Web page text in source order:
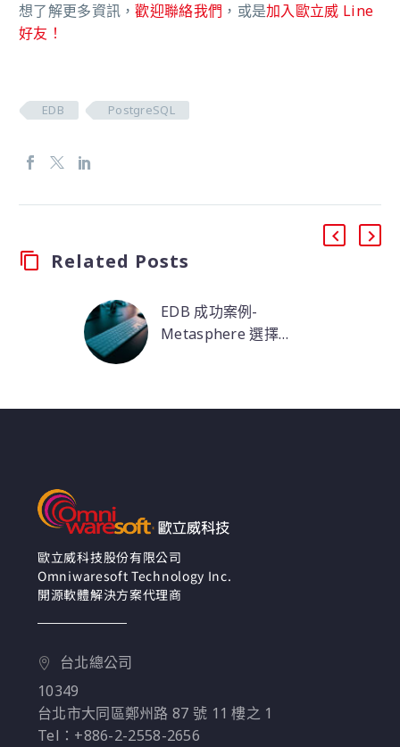
想了解更多資訊，歡迎聯絡我們 ，或是加入歐立威 Line
好友！
EDB PostgreSQL
Related Posts
EDB 成功案例-
Metasphere 選擇
的商業機遇，這樣
Metasphere 不僅能夠
提供基於 Postgres 的低
價地端解決方案。
歐立威科技股份有限公司
Omniwaresoft Technology Inc.
開源軟體解決方案代理商
台北總公司
10349
台北市大同區鄭州路 87 號 11 樓之 1
Tel：+886-2-2558-2656